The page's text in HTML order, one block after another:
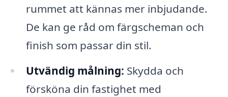
rummet att kännas mer inbjudande.
De kan ge råd om färgscheman och
finish som passar din stil.
Utvändig målning: Skydda och
försköna din fastighet med